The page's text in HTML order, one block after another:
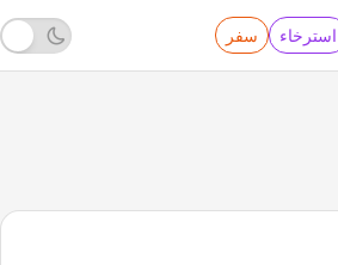
استرخاء سفر